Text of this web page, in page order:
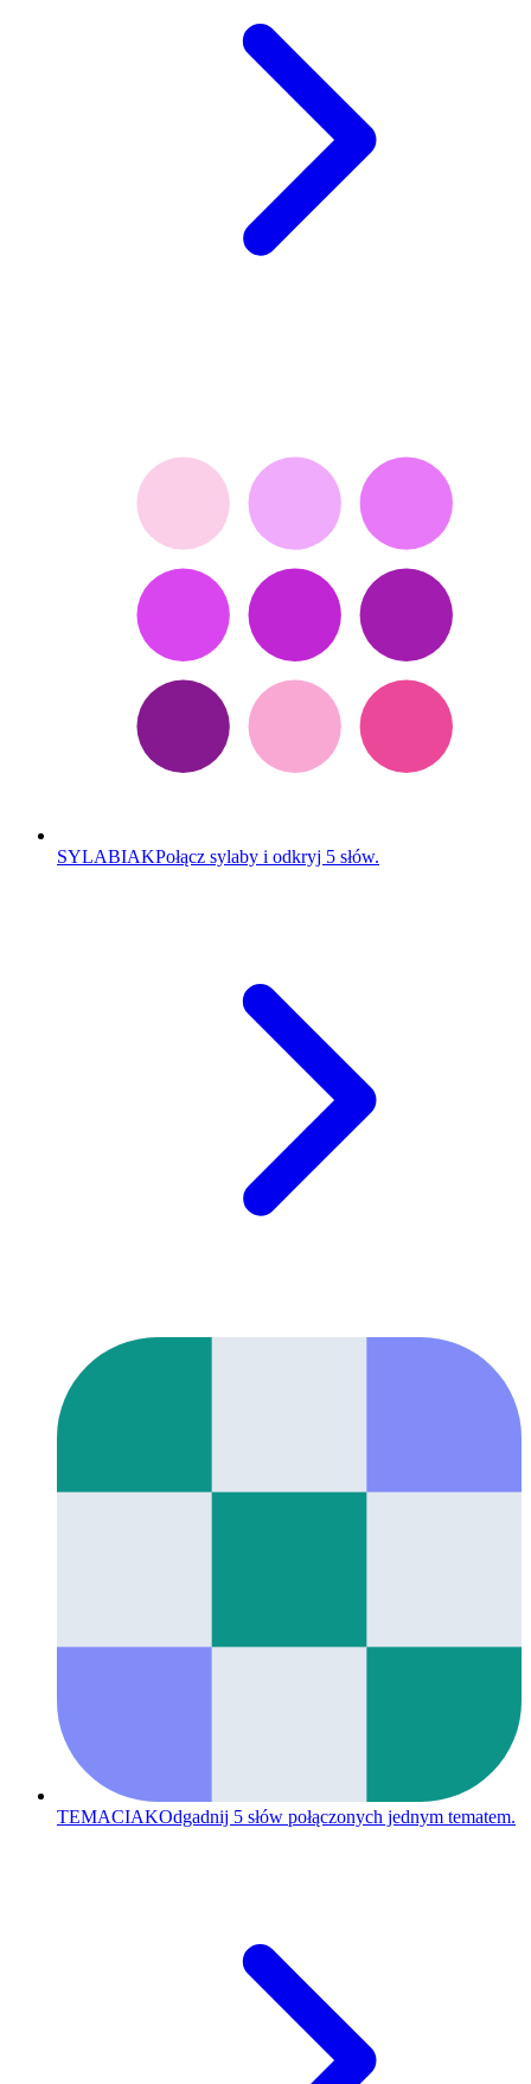
SYLABIAKPołącz sylaby i odkryj 5 słów.
TEMACIAKOdgadnij 5 słów połączonych jednym tematem.